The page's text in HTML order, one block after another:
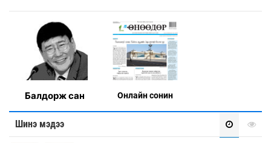
Балдорж сан Онлaйн сонин
Шинэ мэдээ